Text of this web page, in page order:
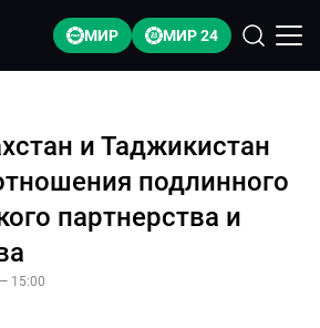
МИР МИР 24
и Таджикистан
подлинного
партнерства и
15:00